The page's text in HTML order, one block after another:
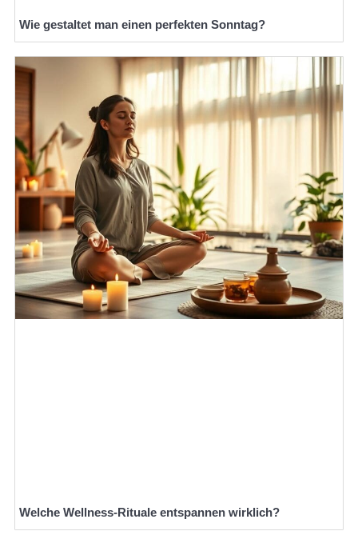
Wie gestaltet man einen perfekten Sonntag?
Welche Wellness-Rituale entspannen wirklich?